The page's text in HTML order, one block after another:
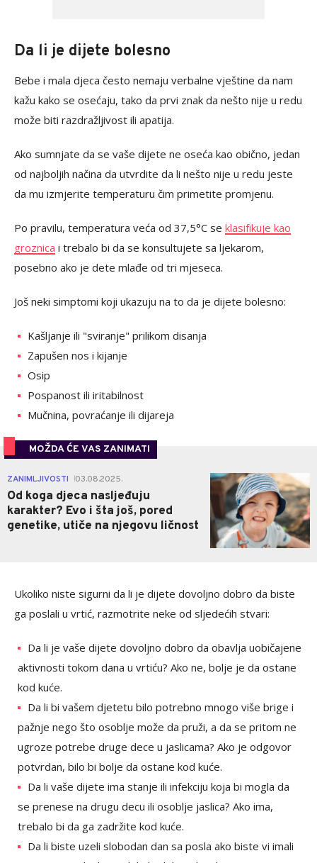
Da li je dijete bolesno
Bebe i mala djeca često nemaju verbalne vještine da nam
kažu kako se osećaju, tako da prvi znak da nešto nije u redu
može biti razdražljivost ili apatija.
Ako sumnjate da se vaše dijete ne oseća kao obično, jedan
od najboljih načina da utvrdite da li nešto nije u redu jeste
da mu izmjerite temperaturu čim primetite promjenu.
Po pravilu, temperatura veća od 37,5°C se klasifikuje kao
groznica i trebalo bi da se konsultujete sa ljekarom,
posebno ako je dete mlađe od tri mjeseca.
Još neki simptomi koji ukazuju na to da je dijete bolesno:
Kašljanje ili "sviranje" prilikom disanja
Zapušen nos i kijanje
Osip
Pospanost ili iritabilnost
Mučnina, povraćanje ili dijareja
MOŽDA ĆE VAS ZANIMATI
ZANIMLJIVOSTI 03.08.2025.
Od koga djeca nasljeđuju
karakter? Evo i šta još, pored
genetike, utiče na njegovu ličnost
Ukoliko niste sigurni da li je dijete dovoljno dobro da biste
ga poslali u vrtić, razmotrite neke od sljedećih stvari:
Da li je vaše dijete dovoljno dobro da obavlja uobičajene
aktivnosti tokom dana u vrtiću? Ako ne, bolje je da ostane
kod kuće.
Da li bi vašem djetetu bilo potrebno mnogo više brige i
pažnje nego što osoblje može da pruži, a da se pritom ne
ugroze potrebe druge dece u jaslicama? Ako je odgovor
potvrdan, bilo bi bolje da ostane kod kuće.
Da li vaše dijete ima stanje ili infekciju koja bi mogla da
se prenese na drugu decu ili osoblje jaslica? Ako ima,
trebalo bi da ga zadržite kod kuće.
Da li biste uzeli slobodan dan sa posla ako biste vi imali